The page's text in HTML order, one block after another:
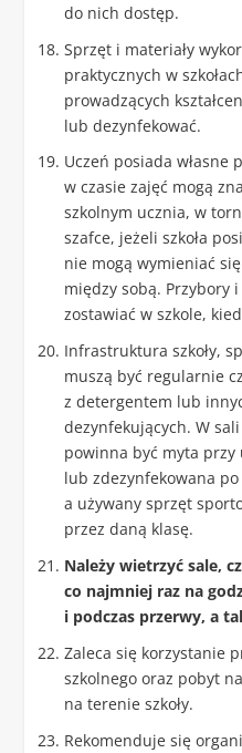
do nich dostęp.
Sprzęt i materiały
praktycznych w
prowadzących
lub dezynfekować.
Uczeń posiada
w czasie zajęć mogą
szkolnym ucznia, w
szafce, jeżeli szkoła
nie mogą wymieniać
między sobą. Przybory
zostawiać w szkole,
Infrastruktura szkoły,
muszą być regularnie
z detergentem lub
dezynfekujących. W
powinna być myta
lub zdezynfekowana
a używany sprzęt
przez daną klasę.
Należy wietrzyć sale,
co najmniej raz na
i podczas przerwy, a
Zaleca się korzystanie
szkolnego oraz pobyt
na terenie szkoły.
Rekomenduje się